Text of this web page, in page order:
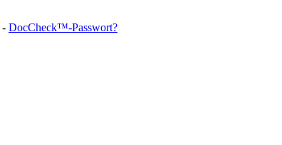
- DocCheck™-Passwort?